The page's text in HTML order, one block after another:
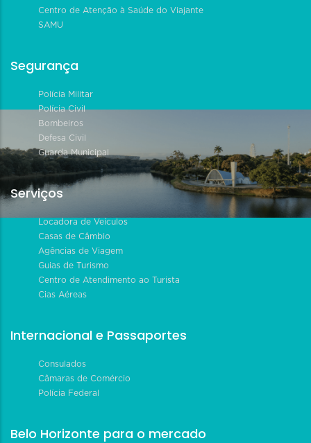
Centro de Atenção à Saúde do Viajante
SAMU
Segurança
Polícia Militar
Polícia Civil
Bombeiros
Defesa Civil
Guarda Municipal
Serviços
Locadora de Veículos
Casas de Câmbio
Agências de Viagem
Guias de Turismo
Centro de Atendimento ao Turista
Cias Aéreas
Internacional e Passaportes
Consulados
Câmaras de Comércio
Polícia Federal
Belo Horizonte para o mercado